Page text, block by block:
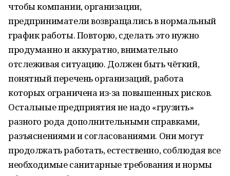
чтобы компании, организации,
предприниматели возвращались в нормальный
график работы. Повторю, сделать это нужно
продуманно и аккуратно, внимательно
отслеживая ситуацию. Должен быть чёткий,
понятный перечень организаций, работа
которых ограничена из-за повышенных рисков.
Остальные предприятия не надо «грузить»
разного рода дополнительными справками,
разъяснениями и согласованиями. Они могут
продолжать работать, естественно, соблюдая все
необходимые санитарные требования и нормы